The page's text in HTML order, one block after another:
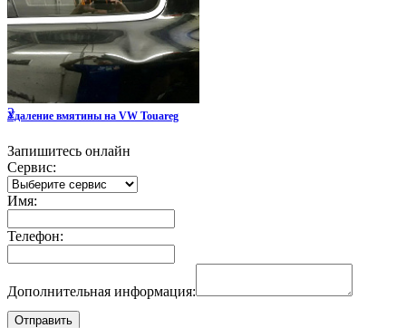
2
Удаление вмятины на VW Touareg
Запишитесь онлайн
Сервис:
Имя:
Телефон:
Дополнительная информация: